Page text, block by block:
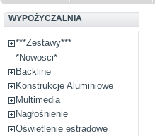
WYPOŻYCZALNIA
***Zestawy***
*Nowosci*
Backline
Konstrukcje Aluminiowe
Multimedia
Nagłośnienie
Oświetlenie estradowe